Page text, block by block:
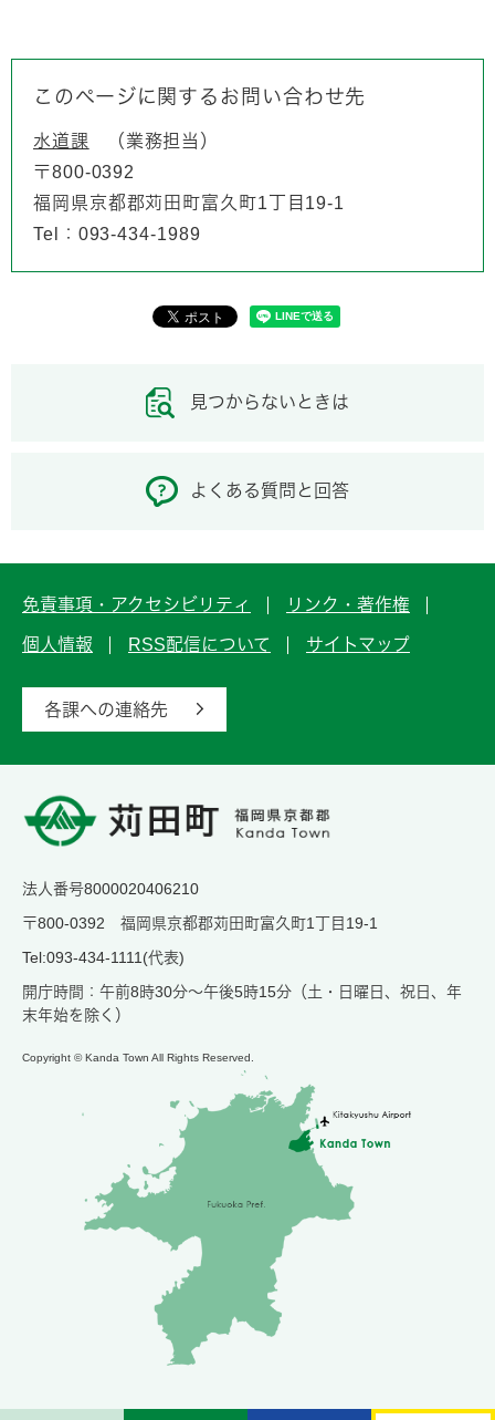
このページに関するお問い合わせ先
水道課
業務担当
〒800-0392
福岡県京都郡苅田町富久町1丁目19-1
Tel：093-434-1989
見つからないときは
よくある質問と回答
免責事項・アクセシビリティ リンク・著作権
個人情報 RSS配信について サイトマップ
各課への連絡先
法人番号8000020406210
〒800-0392 福岡県京都郡苅田町富久町1丁目19-1
Tel:093-434-1111(代表)
開庁時間：午前8時30分～午後5時15分（土・日曜日、祝日、年
末年始を除く）
Copyright © Kanda Town All Rights Reserved.